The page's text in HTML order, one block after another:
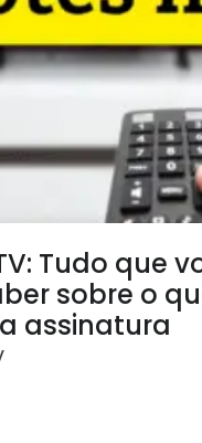
Tudo que
sobre o
assinatura